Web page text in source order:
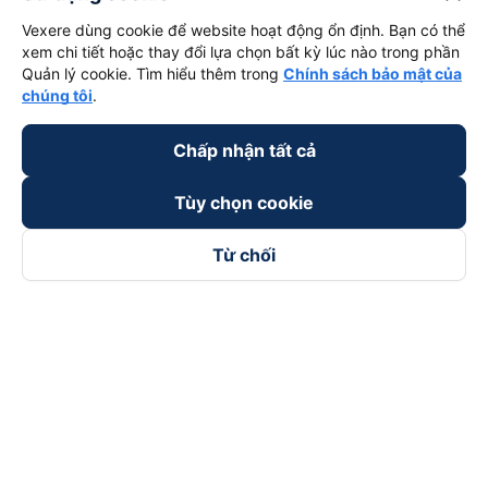
Vexere dùng cookie để website hoạt động ổn định. Bạn có thể
xem chi tiết hoặc thay đổi lựa chọn bất kỳ lúc nào trong phần
Quản lý cookie. Tìm hiểu thêm trong Chính sách bảo mật của
chúng tôi.
Chấp nhận tất cả
Tùy chọn cookie
Từ chối